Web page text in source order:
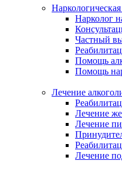
Нарколог
Частный
Помощь
Помощь
Лечение
Лечение
Лечение
Лечение